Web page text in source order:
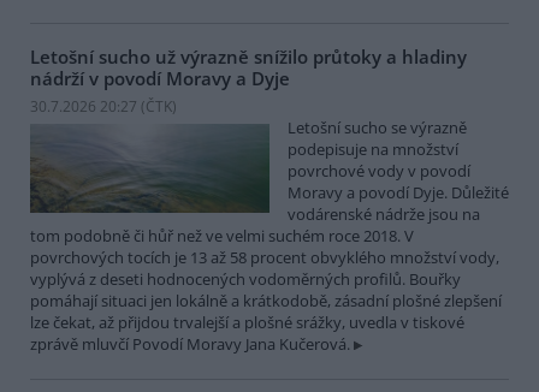
Letošní sucho už výrazně snížilo průtoky a hladiny
nádrží v povodí Moravy a Dyje
30.7.2026 20:27 (ČTK)
Letošní sucho se výrazně
podepisuje na množství
povrchové vody v povodí
Moravy a povodí Dyje. Důležité
vodárenské nádrže jsou na
tom podobně či hůř než ve velmi suchém roce 2018. V
povrchových tocích je 13 až 58 procent obvyklého množství vody,
vyplývá z deseti hodnocených vodoměrných profilů. Bouřky
pomáhají situaci jen lokálně a krátkodobě, zásadní plošné zlepšení
lze čekat, až přijdou trvalejší a plošné srážky, uvedla v tiskové
zprávě mluvčí Povodí Moravy Jana Kučerová.